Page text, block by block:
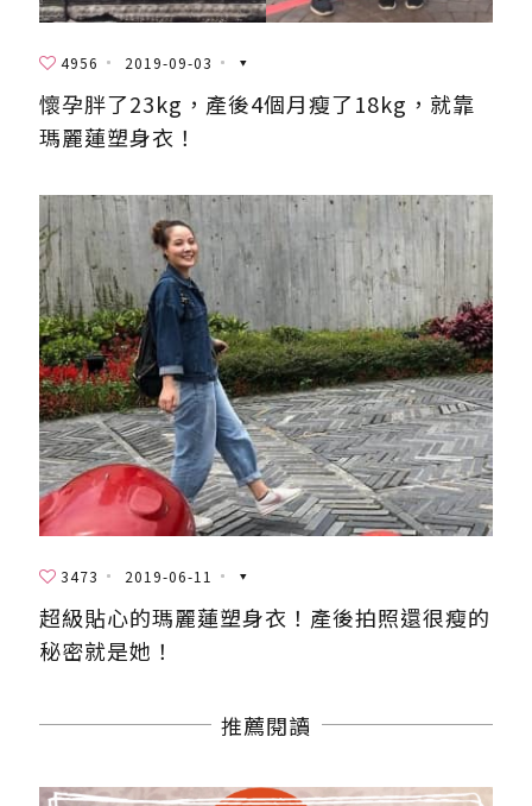
4956 2019-09-03
懷孕胖了23kg，產後4個月瘦了18kg，就靠
瑪麗蓮塑身衣！
3473 2019-06-11
超級貼心的瑪麗蓮塑身衣！產後拍照還很瘦的
秘密就是她！
推薦閱讀